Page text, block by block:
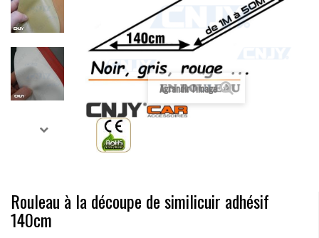
Agrandir l'image
Rouleau à la découpe de similicuir adhésif
140cm